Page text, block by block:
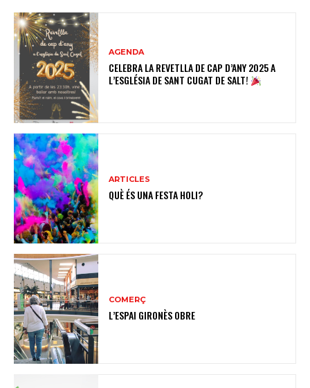
AGENDA
CELEBRA LA REVETLLA DE CAP D’ANY 2025 A
L’ESGLÉSIA DE SANT CUGAT DE SALT!
ARTICLES
QUÈ ÉS UNA FESTA HOLI?
COMERÇ
L’ESPAI GIRONÈS OBRE